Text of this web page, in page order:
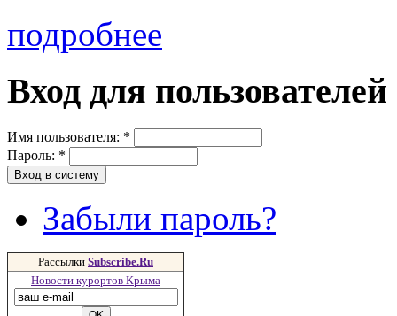
подробнее
Вход для пользователей
Имя пользователя: *
Пароль: *
Забыли пароль?
Рассылки Subscribe.Ru
Новости курортов Крыма